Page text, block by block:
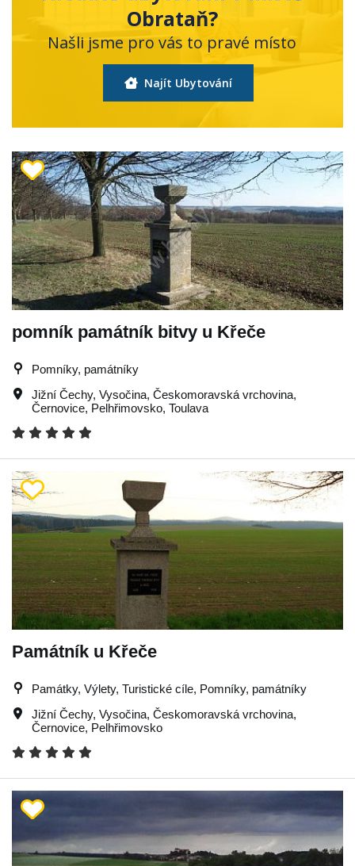
Obrataň?
Našli jsme pro vás to pravé místo
Najít Ubytování
pomník památník bitvy u Křeče
Pomníky, památníky
Jižní Čechy, Vysočina, Českomoravská vrchovina,
Černovice, Pelhřimovsko, Toulava
Památník u Křeče
Památky, Výlety, Turistické cíle, Pomníky, památníky
Jižní Čechy, Vysočina, Českomoravská vrchovina,
Černovice, Pelhřimovsko